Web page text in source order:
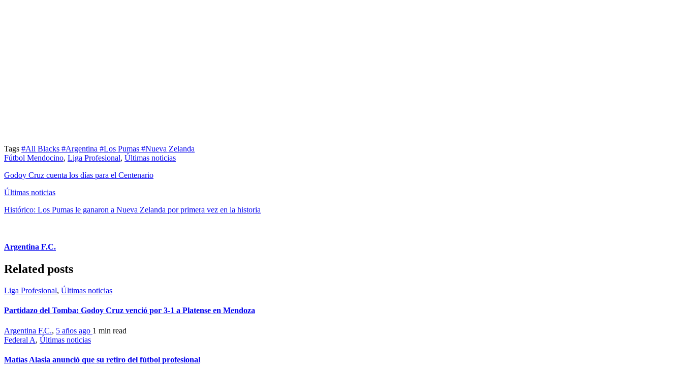
Tags #All Blacks #Argentina #Los Pumas #Nueva Zelanda
Fútbol Mendocino, Liga Profesional, Últimas noticias
Godoy Cruz cuenta los días para el Centenario
Últimas noticias
Histórico: Los Pumas le ganaron a Nueva Zelanda por primera vez en la historia
Argentina F.C.
Related posts
Liga Profesional, Últimas noticias
Partidazo del Tomba: Godoy Cruz venció por 3-1 a Platense en Mendoza
Argentina F.C., 5 años ago 1 min read
Federal A, Últimas noticias
Matías Alasia anunció que su retiro del fútbol profesional